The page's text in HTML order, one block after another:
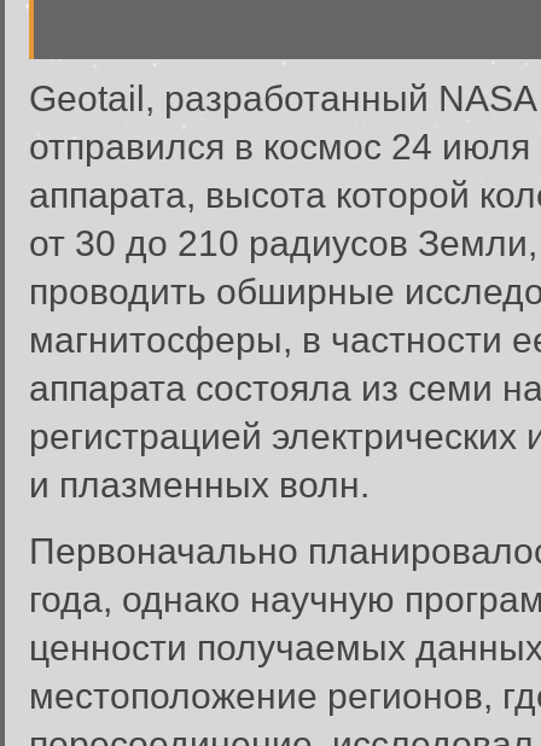
Geotail, разработанный
отправился в космос 24
аппарата, высота которой
от 30 до 210 радиусов
проводить обширные
магнитосферы, в частности
аппарата состояла из семи
регистрацией
и плазменных волн.
Первоначально
года, однако научную
ценности получаемых
местоположение регионов,